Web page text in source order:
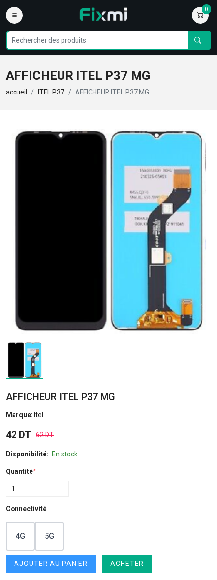
0
AFFICHEUR ITEL P37 MG
accueil ITEL P37 AFFICHEUR ITEL P37 MG
AFFICHEUR ITEL P37 MG
Marque: Itel
42 DT 62 DT
Disponibilité: En stock
Quantité*
Connectivité
4G 5G
AJOUTER AU PANIER ACHETER